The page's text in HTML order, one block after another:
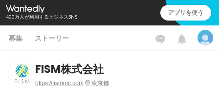
400万人が利用するビジネスSNS アプリを使う
募集 ストーリー
FISM株式会社
https://fisminc.com 東京都